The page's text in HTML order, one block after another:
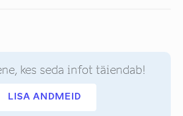
kes seda infot täiendab!
LISA ANDMEID